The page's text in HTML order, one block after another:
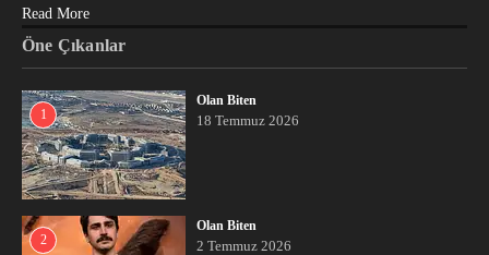
Read More
Öne Çıkanlar
1
Olan Biten
18 Temmuz 2026
2
Olan Biten
2 Temmuz 2026